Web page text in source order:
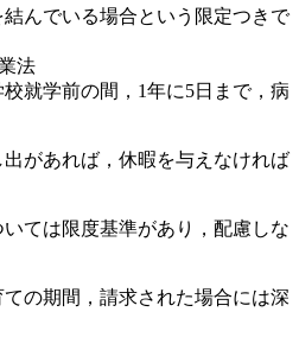
んでいる場合という限定つきで
法
就学前の間，1年に5日まで，病
があれば，休暇を与えなければ
ては限度基準があり，配慮しな
の期間，請求された場合には深